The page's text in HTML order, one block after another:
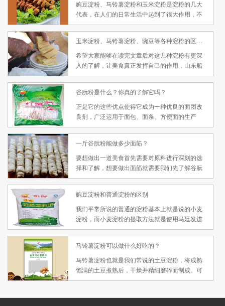
豌豆淀粉、马铃薯淀粉和玉米淀粉是淀粉的几大
代表，在人们的日常生活中起到了很大作用，不
论是主食、点心还是零食都少不了它们的存在，
粉这一产品却感到比较疑惑，不知道小麦谷朊粉
是什么东西？谷朊粉作用是什么？接下来山东船
丰食品有限公司就要和大家讨论一下小麦谷朊
粉。
玉米淀粉、马铃薯淀粉、豌豆等各种淀粉的区别远比你想的要大
希望大家能够在读完文章后对这几种淀粉有更深
入的了解，让美食真正发挥自己的作用，山东船
丰食品有限公司欢迎您的来电咨询，我们将用自
到来！
谷朊粉是什么？你真的了解它吗？
正是它的这些优点使得它成为一种优良的面团改
良剂，广泛运用于面包、面条、方便面的生产
中，也可做为肉类制品的保水剂，同时也是高档
植物蛋白质含量的有效方法。
一斤谷朊粉能做多少面筋？
要想做出一道美食首先需要对原料进行深刻的选
择和了解，想要做出面筋就需要我们先了解谷朊
粉的情况。谷朊粉厂家并不少，可是一家值得信
致，质量过关，的负责任的厂家，才能选购到放
心产品，才能做好面筋。
豌豆淀粉和普通淀粉的区别
我们平常所说的普通的淀粉基本上就是说的小麦
淀粉，而小麦淀粉的提取方法就是使用马廷发进
行的。从小麦中提取淀粉，过去使用的是发酵
围在淀粉颗粒周围的细胞被溶解而淀粉容易分
离。再说豌豆淀粉​的加工和小麦淀粉的加工就有
很多不同。
马铃薯淀粉可以做什么好吃的？
马铃薯淀粉也就是我们常说的土豆淀粉，将成熟
饱满的土豆煮熟后，干燥并精细磨碎而制成。可
以被用来作为增稠剂，也可以直接用来制作各种